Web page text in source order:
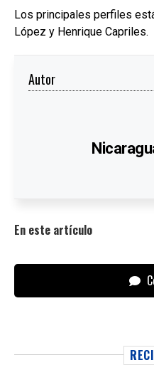
Los principales perfiles
López y Henrique Capriles.
Autor
En este artículo